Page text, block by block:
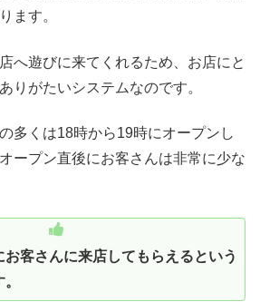
ます。
へ遊びに来てくれるため、お店にと
りがたいシステムなのです。
多くは18時から19時にオープンし
ープン直後にお客さんは非常に少な
客さんに来店してもらえるという